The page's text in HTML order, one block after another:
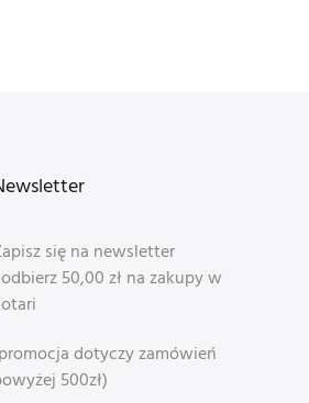
się na newsletter
50,00 zł na zakupy w
dotyczy zamówień
500zł)